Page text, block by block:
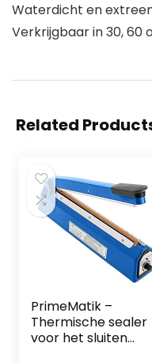
Waterdicht en
Verkrijgbaar in 30, 60
Related
PrimeMatik –
Thermische sealer
voor het sluiten